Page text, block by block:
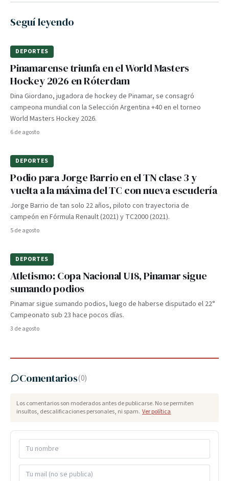
Seguí leyendo
DEPORTES
Pinamarense triunfa en el World Masters
Hockey 2026 en Róterdam
Dina Giordano, jugadora de hockey de Pinamar, se consagró
campeona mundial con la Selección Argentina +40 en el torneo
World Masters Hockey 2026.
6 de agosto
DEPORTES
Podio para Jorge Barrio en el TN clase 3 y
vuelta a la máxima del TC con nueva escudería
Jorge Barrio de tan solo 22 años, piloto con trayectoria de
campeón en Fórmula Renault (2021) y TC2000 (2021).
5 de agosto
DEPORTES
Atletismo: Copa Nacional U18, Pinamar sigue
sumando podios
Pinamar sigue sumando podios, luego de haberse disputado el 22°
Campeonato sub 23 hace pocos días.
3 de agosto
Comentarios(0)
Los comentarios son moderados antes de publicarse. No se permiten
insultos, descalificaciones personales, ni spam. Ver política